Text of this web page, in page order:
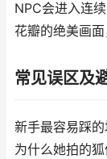
NPC会进入连
花瓣的绝美画
常见误区及
新手最容易踩
为什么她拍的